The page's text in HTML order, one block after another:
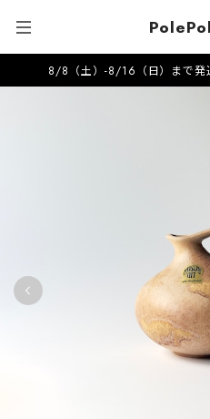
8/8（土）-8/16（日）まで発